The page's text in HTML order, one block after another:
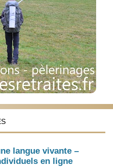
langue vivante –
en ligne